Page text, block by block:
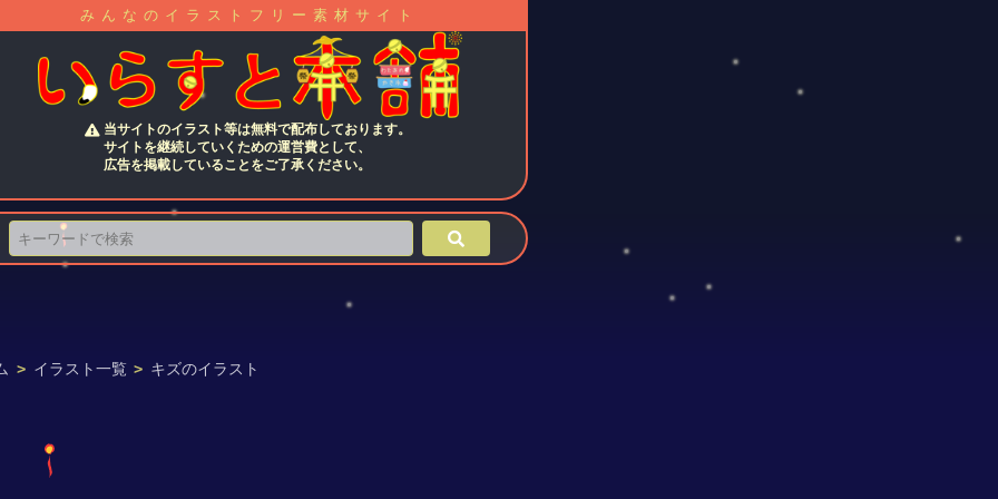
みんなのイラストフリー素材サイト
当サイトのイラスト等は無料で配布しております。
サイトを継続していくための運営費として、
広告を掲載していることをご了承ください。
> イラスト一覧 > キズのイラスト